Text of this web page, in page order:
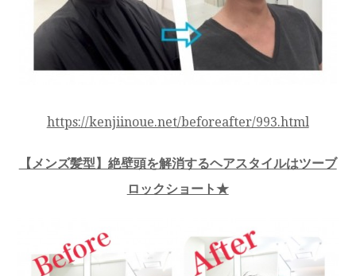
https://kenjiinoue.net/beforeafter/993.html
【メンズ髪型】絶壁頭を解消するヘアスタイルはツーブ
ロックショート★